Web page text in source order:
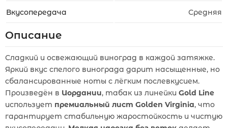
Вкусопередача Средняя
Описание
Сладкий и освежающий виноград в каждой затяжке.
Яркий вкус спелого винограда дарит насыщенные, но
сбалансированные ноты с лёгким послевкусием.
Произведён в Иордании, табак из линейки Gold Line
использует премиальный лист Golden Virginia, что
гарантирует стабильную жаростойкость и чистую